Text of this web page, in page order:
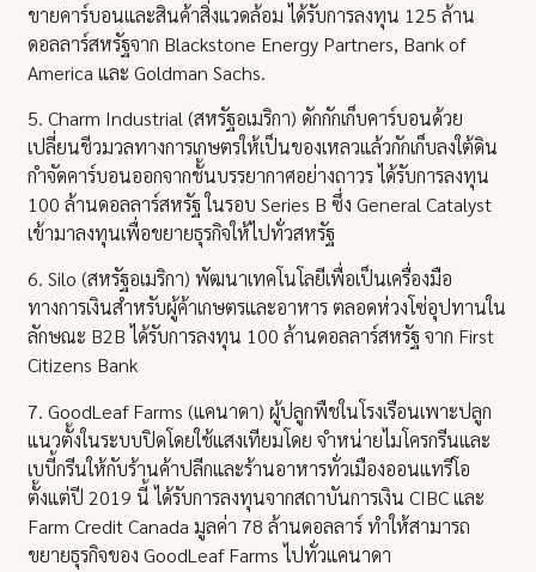
ขายคาร์บอนและสินค้าสิ่งแวดล้อม ได้รับการลงทุน 125 ล้าน
ดอลลาร์สหรัฐจาก Blackstone Energy Partners, Bank of
America และ Goldman Sachs.
5. Charm Industrial (สหรัฐอเมริกา) ดักกักเก็บคาร์บอนด้วย
เปลี่ยนชีวมวลทางการเกษตรให้เป็นของเหลวแล้วกักเก็บลงใต้ดิน
กำจัดคาร์บอนออกจากชั้นบรรยากาศอย่างถาวร ได้รับการลงทุน
100 ล้านดอลลาร์สหรัฐ ในรอบ Series B ซึ่ง General Catalyst
เข้ามาลงทุนเพื่อขยายธุรกิจให้ไปทั่วสหรัฐ
6. Silo (สหรัฐอเมริกา) พัฒนาเทคโนโลยีเพื่อเป็นเครื่องมือ
ทางการเงินสำหรับผู้ค้าเกษตรและอาหาร ตลอดห่วงโซ่อุปทานใน
ลักษณะ B2B ได้รับการลงทุน 100 ล้านดอลลาร์สหรัฐ จาก First
Citizens Bank
7. GoodLeaf Farms (แคนาดา) ผู้ปลูกพืชในโรงเรือนเพาะปลูก
แนวตั้งในระบบปิดโดยใช้แสงเทียมโดย จำหน่ายไมโครกรีนและ
เบบี้กรีนให้กับร้านค้าปลีกและร้านอาหารทั่วเมืองออนแทรีโอ
ตั้งแต่ปี 2019 นี้ ได้รับการลงทุนจากสถาบันการเงิน CIBC และ
Farm Credit Canada มูลค่า 78 ล้านดอลลาร์ ทำให้สามารถ
ขยายธุรกิจของ GoodLeaf Farms ไปทั่วแคนาดา